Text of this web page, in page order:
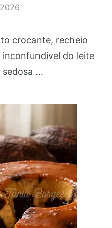
Faça
crocante, recheio
do leite
sedosa …